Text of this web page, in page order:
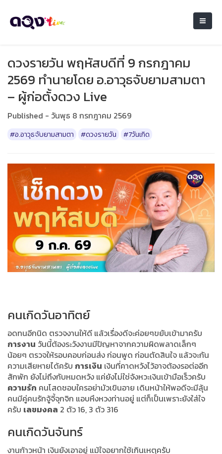
ดวงรายวัน พฤหัสบดีที่ 9 กรกฎาคม
2569 ทำนายโดย อ.อาวุธจับยามสามตา
– ผู้ก่อตั้งดวง Live
Published - วันพุธ 8 กรกฎาคม 2569
#อ.อาวุธจับยามสามตา #ดวงรายวัน #7วันเกิด
คนเกิดวันอาทิตย์
อดทนอีกนิด ตรวจงานให้ดี แล้วเรื่องดีจะค่อยๆขยับเข้ามาครับ
การงาน วันนี้ต้องระวังงานมีปัญหาจากความผิดพลาดเล็กๆ
น้อยๆ ตรวจให้รอบคอบก่อนส่ง ก่อนพูด ก่อนตัดสินใจ แล้วจะกัน
ความเสียหายได้ครับ การเงิน เงินที่คาดหวังไว้อาจต้องรอต่ออีก
สักพัก ยังไม่ถึงกับหมดหวัง แค่ยังไม่ใช่จังหวะเงินเข้ามือเร็วครับ
ความรัก คนโสดชอบใครอย่ามัวเขินอาย เดินหน้าให้พอดีจะมีลุ้น
คนมีคู่คนรักจู้จี้จุกจิก แอบหึงหวงท่านอยู่ แต่ก็เป็นเพราะยังใส่ใจ
ครับ เลขมงคล 2 ตัว 16, 3 ตัว 316
คนเกิดวันจันทร์
งานก้าวหน้า เงินยังเอาอยู่ แม้ใจอยากใช้เกินเหตุครับ